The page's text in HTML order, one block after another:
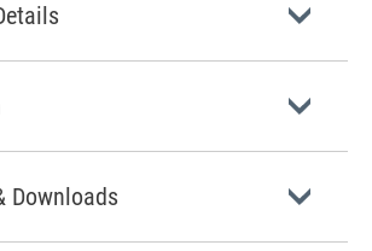
Downloads